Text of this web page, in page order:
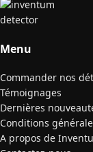
Menu
Commander nos
Témoignages
Dernières
Conditions
A propos de